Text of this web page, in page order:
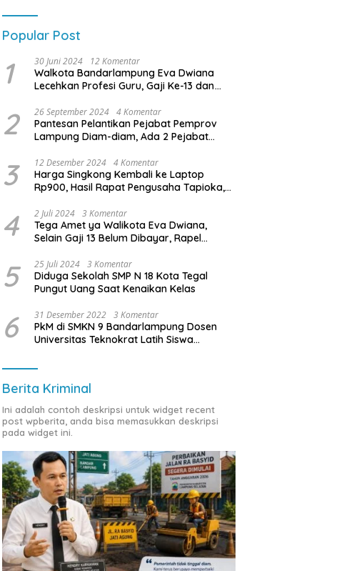
Popular Post
1 30 Juni 2024 12 Komentar
Walkota Bandarlampung Eva Dwiana
Lecehkan Profesi Guru, Gaji Ke-13 dan
2 26 September 2024 4 Komentar
Pantesan Pelantikan Pejabat Pemprov
Lampung Diam-diam, Ada 2 Pejabat
3 12 Desember 2024 4 Komentar
Harga Singkong Kembali ke Laptop
Rp900, Hasil Rapat Pengusaha Tapioka,
Lampung
4 2 Juli 2024 3 Komentar
Tega Amet ya Walikota Eva Dwiana,
Selain Gaji 13 Belum Dibayar, Rapel
Dibayar
5 25 Juli 2024 3 Komentar
Diduga Sekolah SMP N 18 Kota Tegal
Pungut Uang Saat Kenaikan Kelas
6 31 Desember 2022 3 Komentar
PkM di SMKN 9 Bandarlampung Dosen
Universitas Teknokrat Latih Siswa
Berita Kriminal
Ini adalah contoh deskripsi untuk widget recent
post wpberita, anda bisa memasukkan deskripsi
pada widget ini.